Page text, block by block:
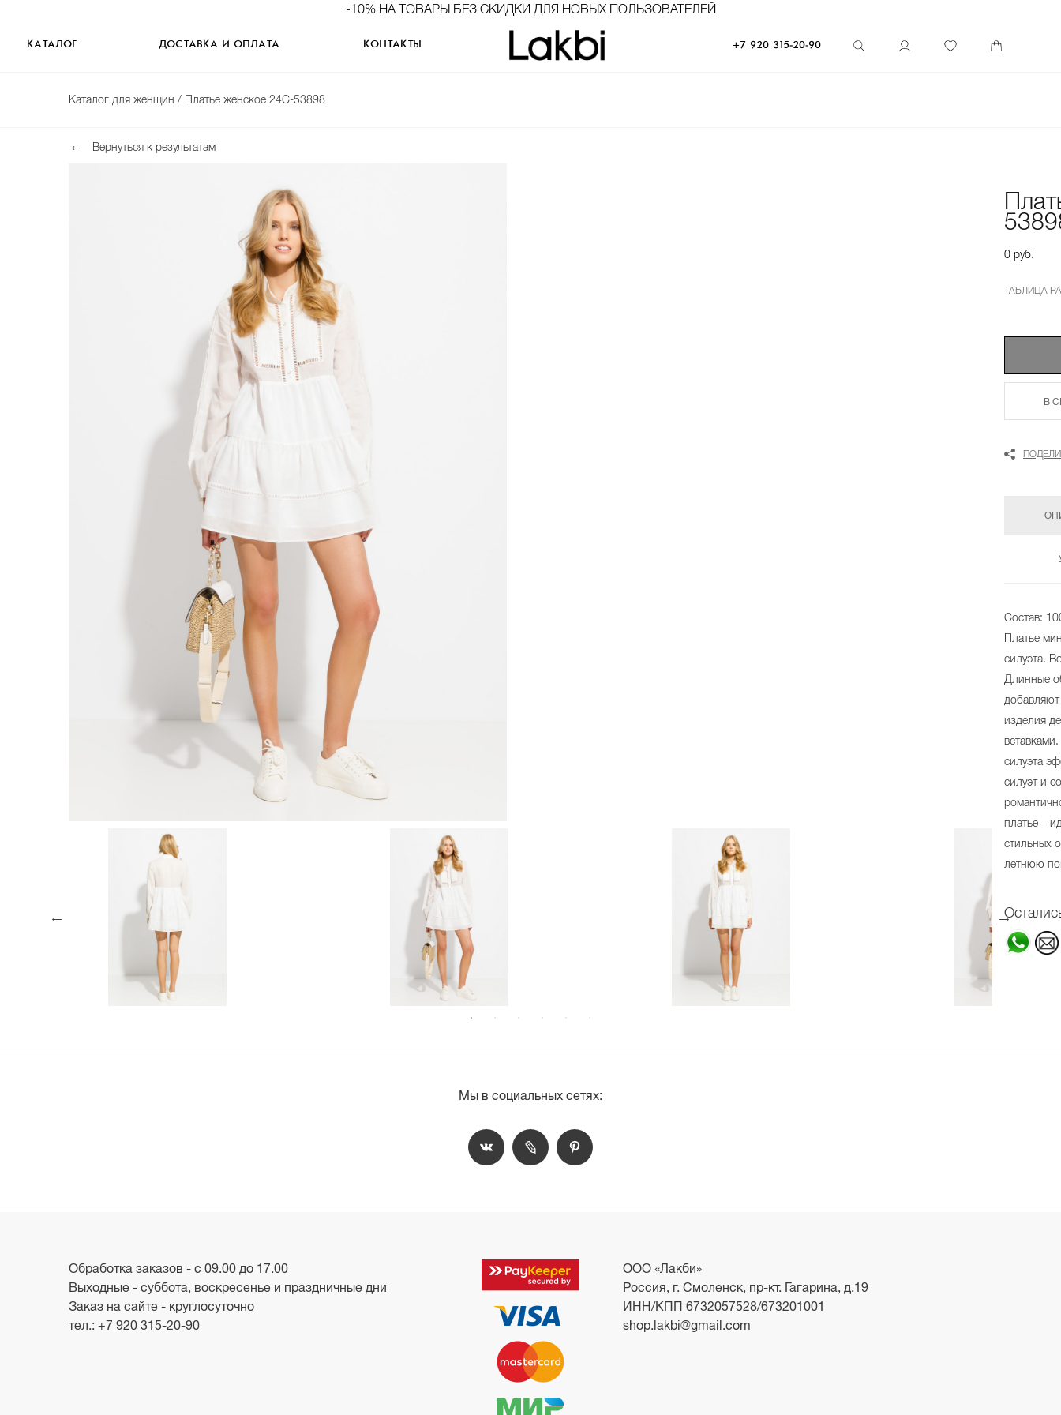
-10% НА ТОВАРЫ БЕЗ СКИДКИ ДЛЯ НОВЫХ ПОЛЬЗОВАТЕЛЕЙ
КАТАЛОГ ДОСТАВКА И ОПЛАТА КОНТАКТЫ +7 920 315-20-90
Каталог для женщин / Платье женское 24С-53898
Вернуться к результатам
0 руб.
ТАБЛИЦА
В
Состав:
Платье
силуэта.
Длинные
изделия
силуэта
силуэт и
платье –
стильных
летнюю
Мы в социальных сетях:
Обработка заказов - с 09.00 до 17.00
Выходные - суббота, воскресенье и праздничные дни
Заказ на сайте - круглосуточно
тел.: +7 920 315-20-90
ООО «Лакби»
Россия, г. Смоленск, пр-кт. Гагарина, д.19
ИНН/КПП 6732057528/673201001
shop.lakbi@gmail.com